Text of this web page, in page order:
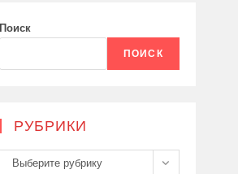
Поиск
ПОИСК
РУБРИКИ
Рубрики
Выберите рубрику